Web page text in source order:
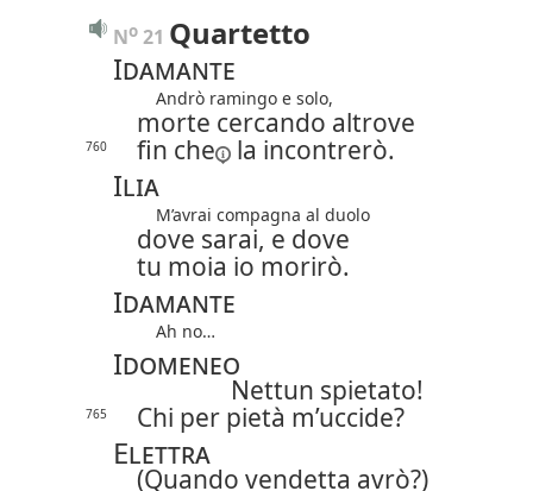
No 21 Quartetto
Idamante
Andrò ramingo e solo,
morte cercando altrove
760 fin che la incontrerò.
Ilia
M’avrai compagna al duolo
dove sarai, e dove
tu moia io morirò.
Idamante
Ah no…
Idomeneo
Nettun spietato!
765 Chi per pietà m’uccide?
Elettra
(Quando vendetta avrò?)